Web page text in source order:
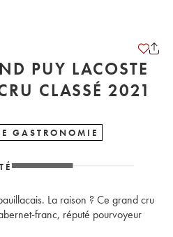
PUY LACOSTE
5ÈME GRAND CRU CLASSÉ 2021
GASTRONOMIE
La raison ? Ce grand cru
franc, réputé pourvoyeur